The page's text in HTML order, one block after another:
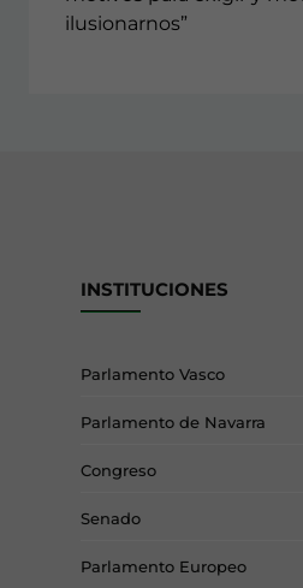
ilusionarnos”
INSTITUCIONES
Parlamento Vasco
Parlamento de Navarra
Congreso
Senado
Parlamento Europeo